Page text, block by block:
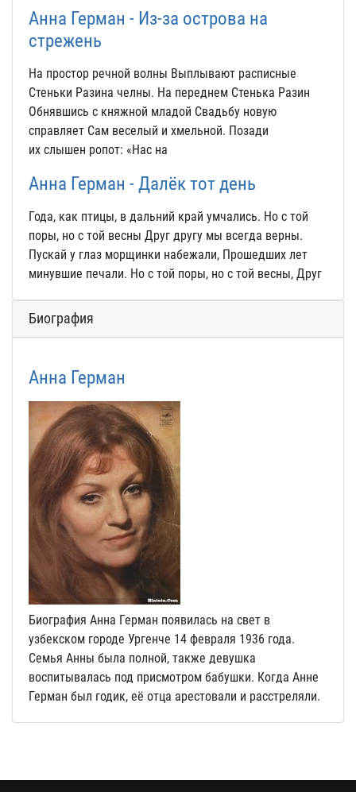
Анна Герман - Из-за острова на
стрежень
На простор речной волны Выплывают расписные
Стеньки Разина челны. На переднем Стенька Разин
Обнявшись с княжной младой Свадьбу новую
справляет Сам веселый и хмельной. Позади
их слышен ропот: «Нас на
Анна Герман - Далёк тот день
Года, как птицы, в дальний край умчались. Но с той
поры, но с той весны Друг другу мы всегда верны.
Пускай у глаз морщинки набежали, Прошедших лет
минувшие печали. Но с той поры, но с той весны, Друг
Биография
Анна Герман
Биография Анна Герман появилась на свет в
узбекском городе Ургенче 14 февраля 1936 года.
Семья Анны была полной, также девушка
воспитывалась под присмотром бабушки. Когда Анне
Герман был годик, её отца арестовали и расстреляли.